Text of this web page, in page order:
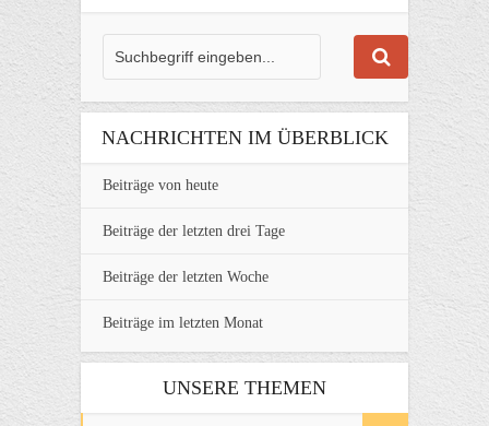
NACHRICHTEN IM ÜBERBLICK
Beiträge von heute
Beiträge der letzten drei Tage
Beiträge der letzten Woche
Beiträge im letzten Monat
UNSERE THEMEN